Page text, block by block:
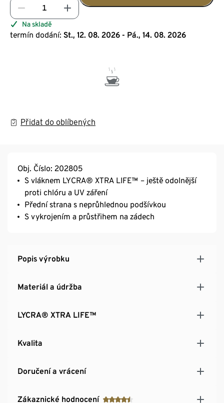
Na skladě
termín dodání: St., 12. 08. 2026 - Pá., 14. 08. 2026
Přidat do oblíbených
Obj. Číslo: 202805
S vláknem LYCRA® XTRA LIFE™ – ještě odolnější
proti chlóru a UV záření
Přední strana s neprůhlednou podšívkou
S vykrojením a průstřihem na zádech
Popis výrobku
Materiál a údržba
LYCRA® XTRA LIFE™
Kvalita
Doručení a vrácení
Zákaznické hodnocení